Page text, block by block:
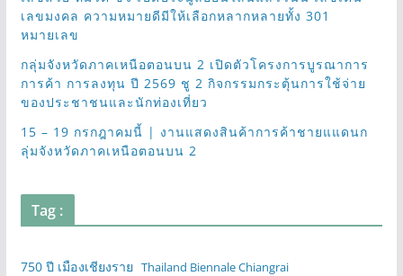
เลขมงคล ความหมายดีมีให้เลือกหลากหลายทั้ง 301
หมายเลข
กลุ่มจังหวัดภาคเหนือตอนบน 2 เปิดตัวโครงการบูรณาการ
การค้า การลงทุน ปี 2569 ชู 2 กิจกรรมกระตุ้นการใช้จ่าย
ของประชาชนและนักท่องเที่ยว
15 – 19 กรกฎาคมนี้ | งานแสดงสินค้าการค้าชายแแดนก
ลุ่มจังหวัดภาคเหนือตอนบน 2
Tag :
750 ปี เมืองเชียงราย Thailand Biennale Chiangrai